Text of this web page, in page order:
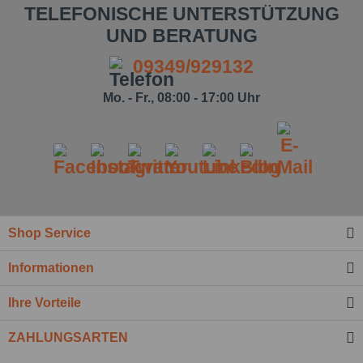
Kenntnis genommen.*
TELEFONISCHE UNTERSTÜTZUNG
UND BERATUNG
09349/929132
Mo. - Fr., 08:00 - 17:00 Uhr
Shop Service
Informationen
Ihre Vorteile
ZAHLUNGSARTEN